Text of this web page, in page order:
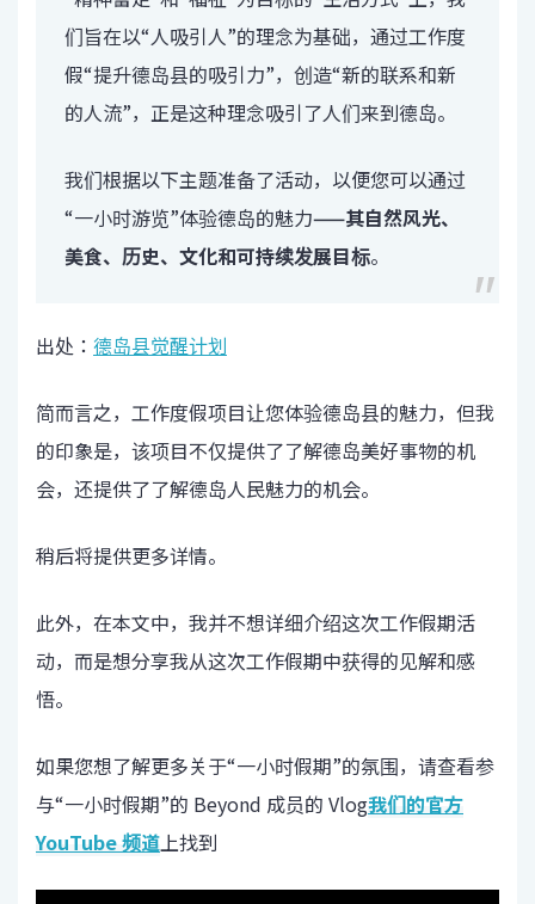
们旨在以“人吸引人”的理念为基础，通过工作度
假“提升德岛县的吸引力”，创造“新的联系和新
的人流”，正是这种理念吸引了人们来到德岛。
我们根据以下主题准备了活动，以便您可以通过
“一小时游览”体验德岛的魅力——其自然风光、
美食、历史、文化和可持续发展目标。
出处： 德岛县觉醒计划
简而言之，工作度假项目让您体验德岛县的魅力，但我
的印象是，该项目不仅提供了了解德岛美好事物的机
会，还提供了了解德岛人民魅力的机会。
稍后将提供更多详情。
此外，在本文中，我并不想详细介绍这次工作假期活
动，而是想分享我从这次工作假期中获得的见解和感
悟。
如果您想了解更多关于“一小时假期”的氛围，请查看参
与“一小时假期”的 Beyond 成员的 Vlog我们的官方
YouTube 频道上找到